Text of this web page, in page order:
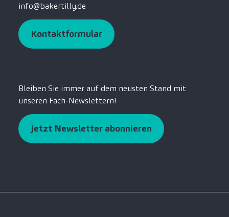
info@bakertilly.de
Kontaktformular
Bleiben Sie immer auf dem neusten Stand mit
unseren Fach-Newslettern!
Jetzt Newsletter abonnieren